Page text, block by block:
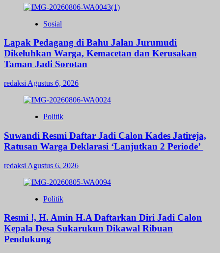
Sosial
Lapak Pedagang di Bahu Jalan Jurumudi
Dikeluhkan Warga, Kemacetan dan Kerusakan
Taman Jadi Sorotan
redaksi Agustus 6, 2026
Politik
Suwandi Resmi Daftar Jadi Calon Kades Jatireja,
Ratusan Warga Deklarasi ‘Lanjutkan 2 Periode’
redaksi Agustus 6, 2026
Politik
Resmi !, H. Amin H.A Daftarkan Diri Jadi Calon
Kepala Desa Sukarukun Dikawal Ribuan
Pendukung